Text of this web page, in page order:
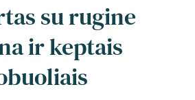
su rugine
ir keptais